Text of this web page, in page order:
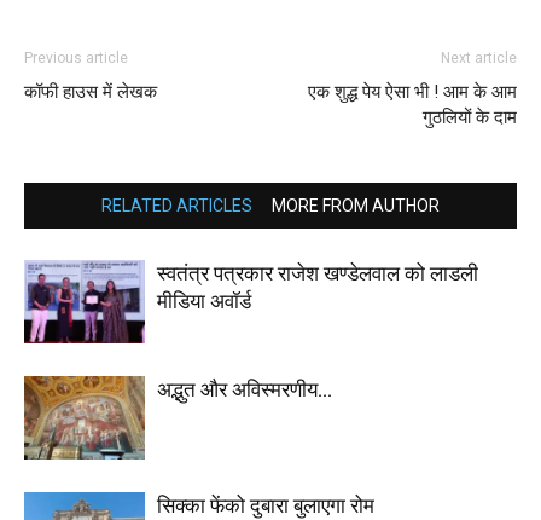
Previous article
कॉफी हाउस में लेखक
Next article
एक शुद्ध पेय ऐसा भी ! आम के आम
गुठलियों के दाम
RELATED ARTICLES MORE FROM AUTHOR
स्वतंत्र पत्रकार राजेश खण्डेलवाल को लाडली
मीडिया अवॉर्ड
अद्भुत और अविस्मरणीय…
सिक्का फेंको दुबारा बुलाएगा रोम